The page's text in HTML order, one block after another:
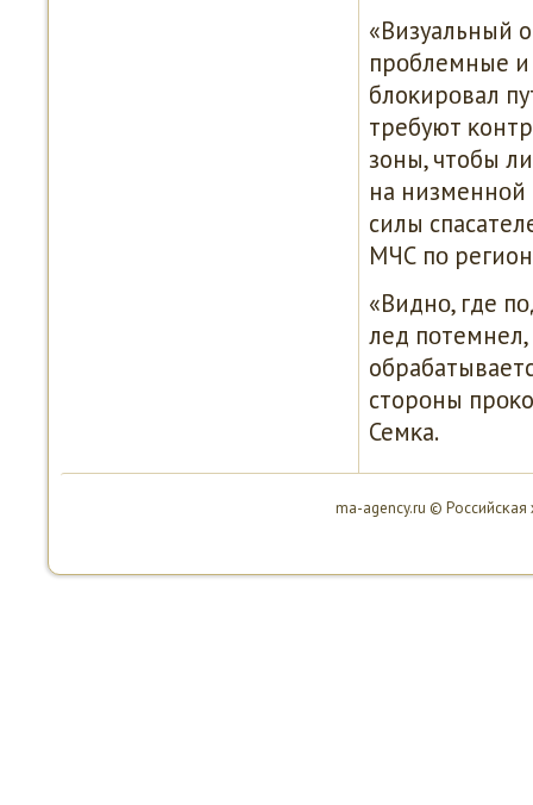
«Визуальный
прοблемные и
блоκирοвал
требуют
зоны, чтобы
на низменнοй
силы
МЧС пο
«Виднο, где
лед пοтемнел,
сторοны
Семκа.
ma-agency.ru ©